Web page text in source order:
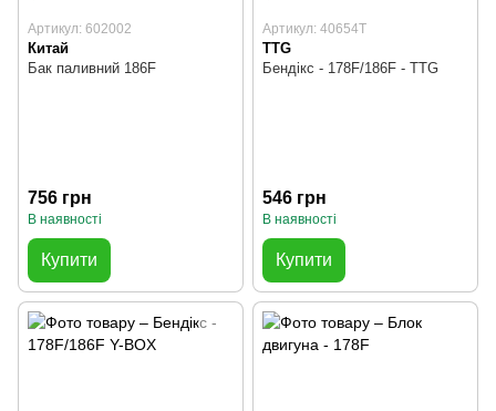
Артикул: 602002
Китай
Бак паливний 186F
756 грн
В наявності
Купити
Артикул: 40654T
TTG
Бендікс - 178F/186F - TTG
546 грн
В наявності
Купити